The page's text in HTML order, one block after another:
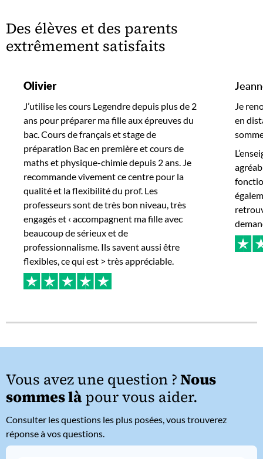
Des élèves et des parents
extrêmement satisfaits
Olivier
J’utilise les cours Legendre depuis plus de 2
ans pour préparer ma fille aux épreuves du
bac. Cours de français et stage de
préparation Bac en première et cours de
maths et physique-chimie depuis 2 ans. Je
recommande vivement ce centre pour la
qualité et la flexibilité du prof. Les
professeurs sont de très bon niveau, très
engagés et ‹ accompagnent ma fille avec
beaucoup de sérieux et de
professionnalisme. Ils savent aussi être
flexibles, ce qui est > très appréciable.
Je
en
Vous avez une question ?Nous
sommes làpour vous aider.
Consulter les questions les plus posées, vous trouverez
réponse à vos questions.